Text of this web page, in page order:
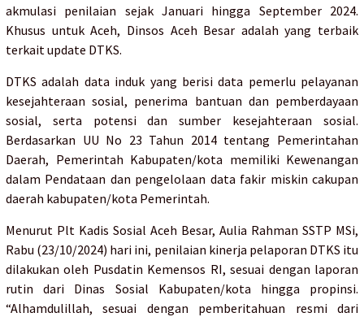
akmulasi penilaian sejak Januari hingga September 2024.
Khusus untuk Aceh, Dinsos Aceh Besar adalah yang terbaik
terkait update DTKS.
DTKS adalah data induk yang berisi data pemerlu pelayanan
kesejahteraan sosial, penerima bantuan dan pemberdayaan
sosial, serta potensi dan sumber kesejahteraan sosial.
Berdasarkan UU No 23 Tahun 2014 tentang Pemerintahan
Daerah, Pemerintah Kabupaten/kota memiliki Kewenangan
dalam Pendataan dan pengelolaan data fakir miskin cakupan
daerah kabupaten/kota Pemerintah.
Menurut Plt Kadis Sosial Aceh Besar, Aulia Rahman SSTP MSi,
Rabu (23/10/2024) hari ini, penilaian kinerja pelaporan DTKS itu
dilakukan oleh Pusdatin Kemensos RI, sesuai dengan laporan
rutin dari Dinas Sosial Kabupaten/kota hingga propinsi.
“Alhamdulillah, sesuai dengan pemberitahuan resmi dari